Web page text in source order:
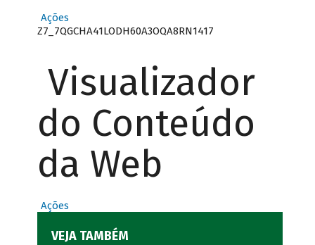
Ações
Z7_7QGCHA41LODH60A3OQA8RN1417
Visualizador
do Conteúdo
da Web
Ações
VEJA TAMBÉM